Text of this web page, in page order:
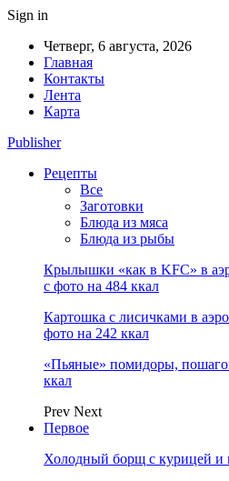
Sign in
Четверг, 6 августа, 2026
Главная
Контакты
Лента
Карта
Publisher
Рецепты
Все
Заготовки
Блюда из мяса
Блюда из рыбы
Крылышки «как в KFC» в
с фото на 484 ккал
Картошка с лисичками в
фото на 242 ккал
«Пьяные» помидоры,
ккал
Prev Next
Первое
Холодный борщ с курицей и